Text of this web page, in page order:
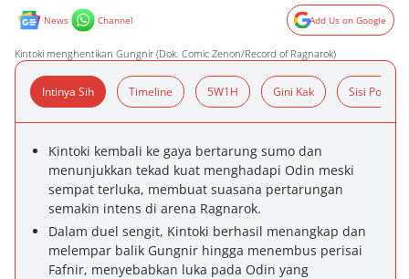
News Channel Add Us on Google
Kintoki menghentikan Gungnir (Dok. Comic Zenon/Record of Ragnarok)
Intinya Sih Timeline 5W1H Gini Kak Sisi Positif
Kintoki kembali ke gaya bertarung sumo dan
menunjukkan tekad kuat menghadapi Odin meski
sempat terluka, membuat suasana pertarungan
semakin intens di arena Ragnarok.
Dalam duel sengit, Kintoki berhasil menangkap dan
melempar balik Gungnir hingga menembus perisai
Fafnir, menyebabkan luka pada Odin yang